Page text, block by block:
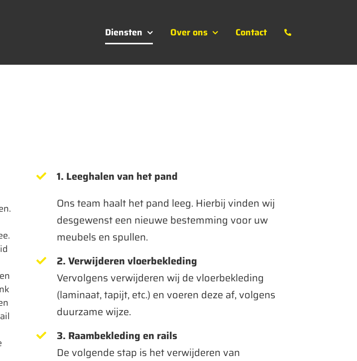
Diensten Over ons Contact
1. Leeghalen van het pand
Ons team haalt het pand leeg. Hierbij vinden wij
desgewenst een nieuwe bestemming voor uw
meubels en spullen.
2. Verwijderen vloerbekleding
Vervolgens verwijderen wij de vloerbekleding
(laminaat, tapijt, etc.) en voeren deze af, volgens
duurzame wijze.
3. Raambekleding en rails
De volgende stap is het verwijderen van